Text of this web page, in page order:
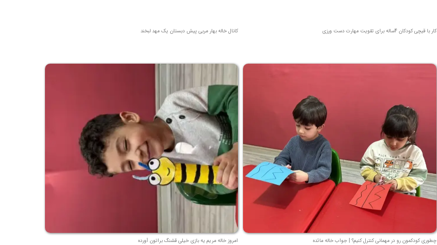
کار با قیچی کودکان 4ساله برای تقویت مهارت دست ورزی کانال خاله بهار مربی پیش دبستان یک مهد لبخند
چطوری کودکمون رو در مهمانی کنترل کنیم؟ | جواب خاله مائده امروز خاله مریم یه بازی خیلی قشنگ براتون آورده